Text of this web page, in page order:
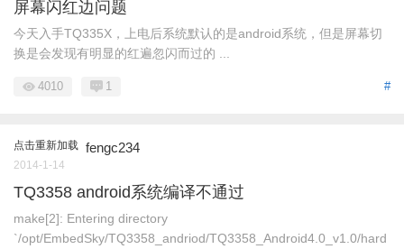
屏幕闪红边问题
今天入手TQ335X，上电后系统默认的是android系统，但是屏幕切
换是会发现有明显的红遍忽闪而过的 ...
#
4010 1
点击重新加载 fengc234
2014-1-14
TQ3358 android系统编译不通过
make[2]: Entering directory
`/opt/EmbedSky/TQ3358_andriod/TQ3358_Android4.0_v1.0/hard